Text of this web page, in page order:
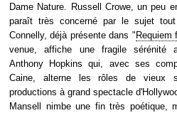
Dame Nature. Russell Crowe, un peu
paraît très concerné par le sujet
Connelly, déjà présente dans "Requiem
venue, affiche une fragile sérénité
Anthony Hopkins qui, avec ses
Caine, alterne les rôles de vieux
productions à grand spectacle
Mansell nimbe une fin très poétique,